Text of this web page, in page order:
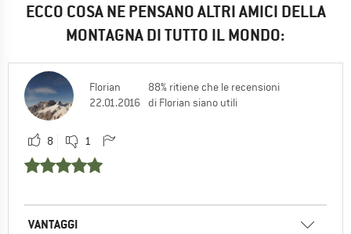
ECCO COSA NE PENSANO ALTRI AMICI DELLA
MONTAGNA DI TUTTO IL MONDO:
Florian
22.01.2016
88% ritiene che le recensioni
di Florian siano utili
8 1
VANTAGGI